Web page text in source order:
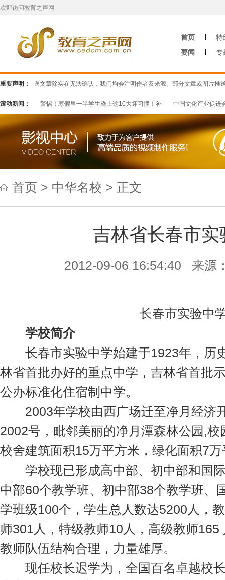
欢迎访问教育之声网
首页
特
要闻
专
重要声明：
”推送文章除实在无法确认，我们均会注明作者及来源。部分文章或图片推送时未
滚动新闻：
术作 警惕！寒假里一半学生染上这10大坏习惯！补 中国文化产业促进会
首页 > 中华名校 > 正文
吉林省长春市实
2012-09-06 16:54:40 来源
长春市实验中
学校简介
长春市实验中学始建于1923年，历
林省首批办好的重点中学，吉林省首批
公办标准化住宿制中学。
2003年学校由西广场迁至净月经济
2002号，毗邻美丽的净月潭森林公园,
校舍建筑面积15万平方米，绿化面积7
学校现已形成高中部、初中部和国际
中部60个教学班、初中部38个教学班、
学班级100个，学生总人数达5200人，
师301人，特级教师10人，高级教师
教师队伍结构合理，力量雄厚。
现任校长迟学为，全国百名卓越校长